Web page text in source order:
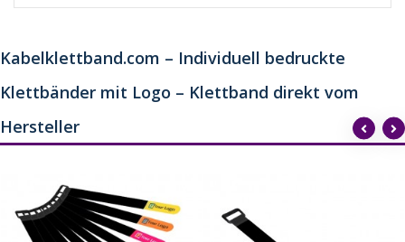
Kabelklettband.com – Individuell bedruckte
Klettbänder mit Logo – Klettband direkt vom
Hersteller